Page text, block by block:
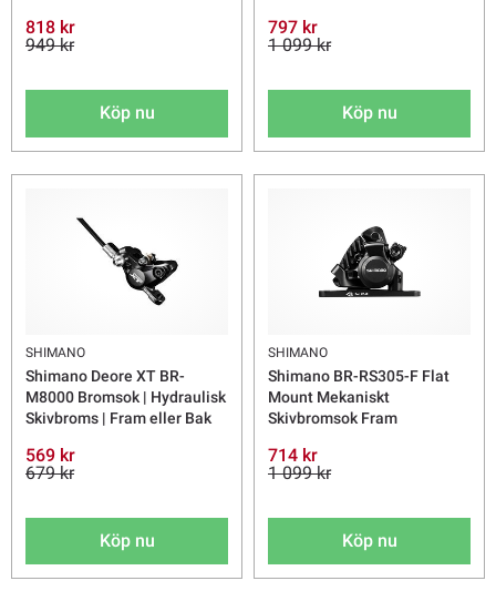
818 kr
949 kr
Köp nu
797 kr
1 099 kr
Köp nu
SHIMANO
Shimano Deore XT BR-
M8000 Bromsok | Hydraulisk
Skivbroms | Fram eller Bak
569 kr
679 kr
Köp nu
SHIMANO
Shimano BR-RS305-F Flat
Mount Mekaniskt
Skivbromsok Fram
714 kr
1 099 kr
Köp nu